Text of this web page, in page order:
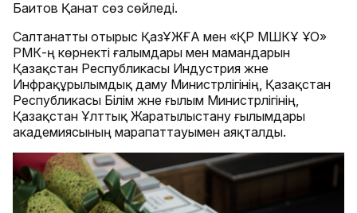
Баитов Қанат сөз сөйледі.
Салтанатты отырыс ҚазҰЖҒА мен «ҚР МШКҰ ҰО»
РМК-ң көрнекті ғалымдары мен мамандарын
Қазақстан Республикасы Индустрия және
Инфрақұрылымдық даму Министрлігінің, Қазақстан
Республикасы Бiлiм және ғылым Министрлігінiң,
Қазақстан Ұлттық Жаратылыстану ғылымдары
академиясының марапаттауымен аяқталды.